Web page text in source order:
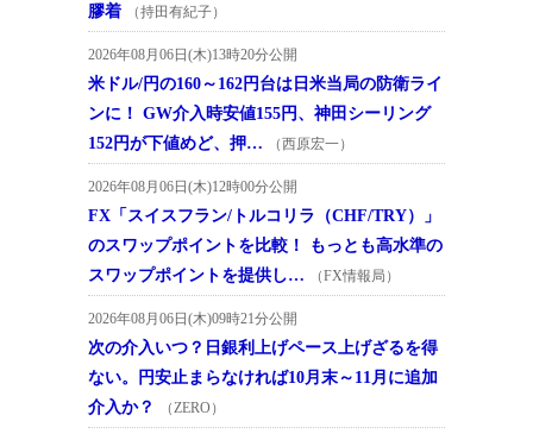
膠着
（持田有紀子）
2026年08月06日(木)13時20分公開
米ドル/円の160～162円台は日米当局の防衛ライ
ンに！ GW介入時安値155円、神田シーリング
152円が下値めど、押…
（西原宏一）
2026年08月06日(木)12時00分公開
FX「スイスフラン/トルコリラ（CHF/TRY）」
のスワップポイントを比較！ もっとも高水準の
スワップポイントを提供し…
（FX情報局）
2026年08月06日(木)09時21分公開
次の介入いつ？日銀利上げペース上げざるを得
ない。円安止まらなければ10月末～11月に追加
介入か？
（ZERO）